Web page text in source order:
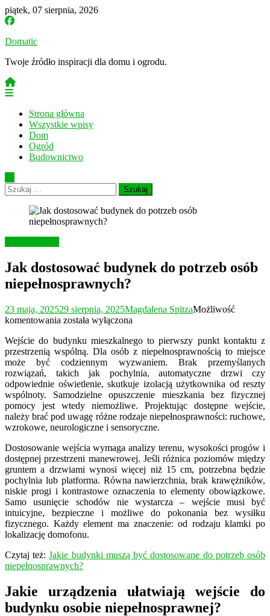
Skip
to
piątek, 07 sierpnia, 2026
Domatic
Twoje źródło inspiracji dla domu i ogrodu.
Strona główna
Wszystkie wpisy
Dom
Ogród
Budownictwo
Szukaj:
Jak dostosować budynek do potrzeb osób
niepełnosprawnych?
23 maja, 202529 sierpnia, 2025Magdalena SpitzaMożliwość
komentowania Jak
budynek
do
potrzeb
osób
niepełnosprawnych?
została wyłączona
Wejście do budynku mieszkalnego to pierwszy punkt kontaktu z
przestrzenią wspólną. Dla osób z niepełnosprawnością to miejsce
może być codziennym wyzwaniem. Brak przemyślanych
rozwiązań, takich jak pochylnia, automatyczne drzwi czy
odpowiednie oświetlenie, skutkuje izolacją użytkownika od reszty
wspólnoty. Samodzielne opuszczenie mieszkania bez fizycznej
pomocy jest wtedy niemożliwe. Projektując dostępne wejście,
należy brać pod uwagę różne rodzaje niepełnosprawności: ruchowe,
wzrokowe, neurologiczne i sensoryczne.
Dostosowanie wejścia wymaga analizy terenu, wysokości progów i
dostępnej przestrzeni manewrowej. Jeśli różnica poziomów między
gruntem a drzwiami wynosi więcej niż 15 cm, potrzebna będzie
pochylnia lub platforma. Równa nawierzchnia, brak krawężników,
niskie progi i kontrastowe oznaczenia to elementy obowiązkowe.
Samo usunięcie schodów nie wystarcza – wejście musi być
intuicyjne, bezpieczne i możliwe do pokonania bez wysiłku
fizycznego. Każdy element ma znaczenie: od rodzaju klamki po
lokalizację domofonu.
Czytaj też:Jakie budynki muszą być dostosowane do potrzeb osób
niepełnosprawnych?
Jakie urządzenia ułatwiają wejście do
budynku osobie niepełnosprawnej?